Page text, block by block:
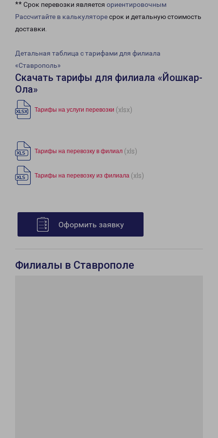
** Срок перевозки является ориентировочным
Рассчитайте в калькуляторесрок и детальную стоимость
доставки.
Детальная таблица с тарифами для филиала
«Ставрополь»
Скачать тарифы для филиала «Йошкар-
Ола»
Тарифы на услуги перевозки (xlsx)
Тарифы на перевозку в филиал (xls)
Тарифы на перевозку из филиала (xls)
Оформить заявку
Филиалы в Ставрополе